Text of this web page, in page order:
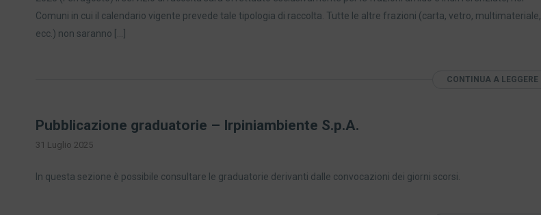
Comuni in cui il calendario vigente prevede tale tipologia di raccolta. Tutte le altre frazioni (carta, vetro, multimateriale,
ecc.) non saranno […]
CONTINUA A LEGGERE
Pubblicazione graduatorie – Irpiniambiente S.p.A.
31 Luglio 2025
In questa sezione è possibile consultare le graduatorie derivanti dalle convocazioni dei giorni scorsi.